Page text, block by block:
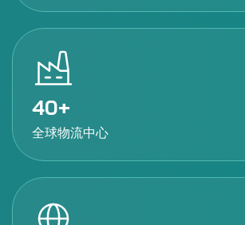
40
全球物流中心